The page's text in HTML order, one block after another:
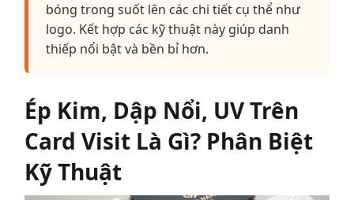
bóng trong suốt lên các chi tiết cụ thể như
logo. Kết hợp các kỹ thuật này giúp danh
thiếp nổi bật và bền bỉ hơn.
Ép Kim, Dập Nổi, UV Trên
Card Visit Là Gì? Phân Biệt
Kỹ Thuật